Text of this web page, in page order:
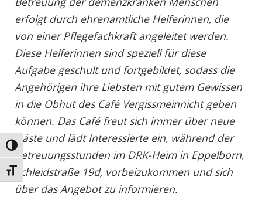
Umschalten auf hohe Kontraste
Schrift vergrößern
erfolgt durch ehrenamtliche Helferinnen, die
von einer Pflegefachkraft angeleitet werden.
Diese Helferinnen sind speziell für diese
Aufgabe geschult und fortgebildet, sodass die
Angehörigen ihre Liebsten mit gutem Gewissen
in die Obhut des Café Vergissmeinnicht geben
können. Das Café freut sich immer über neue
Gäste und lädt Interessierte ein, während der
Betreuungsstunden im DRK-Heim in Eppelborn,
Schleidstraße 19d, vorbeizukommen und sich
über das Angebot zu informieren.